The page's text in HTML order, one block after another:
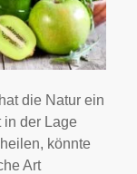
die Natur ein
in der Lage
könnte
Art